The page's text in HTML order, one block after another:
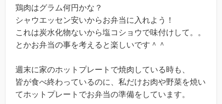
鶏肉はグラム何円かな？
シャウエッセン安いからお弁当に入れよう！
これは炭水化物ないから塩コショウで味付けして。。
とかお弁当の事を考えると楽しいです＾＾
週末に家のホットプレートで焼肉している時も、
皆が食べ終わっているのに、私だけお肉や野菜を焼い
てホットプレートでお弁当の準備をしています。